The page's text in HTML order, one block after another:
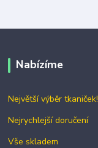
Nabízíme
Největší výběr tkaniček!
Nejrychlejší doručení
Vše skladem